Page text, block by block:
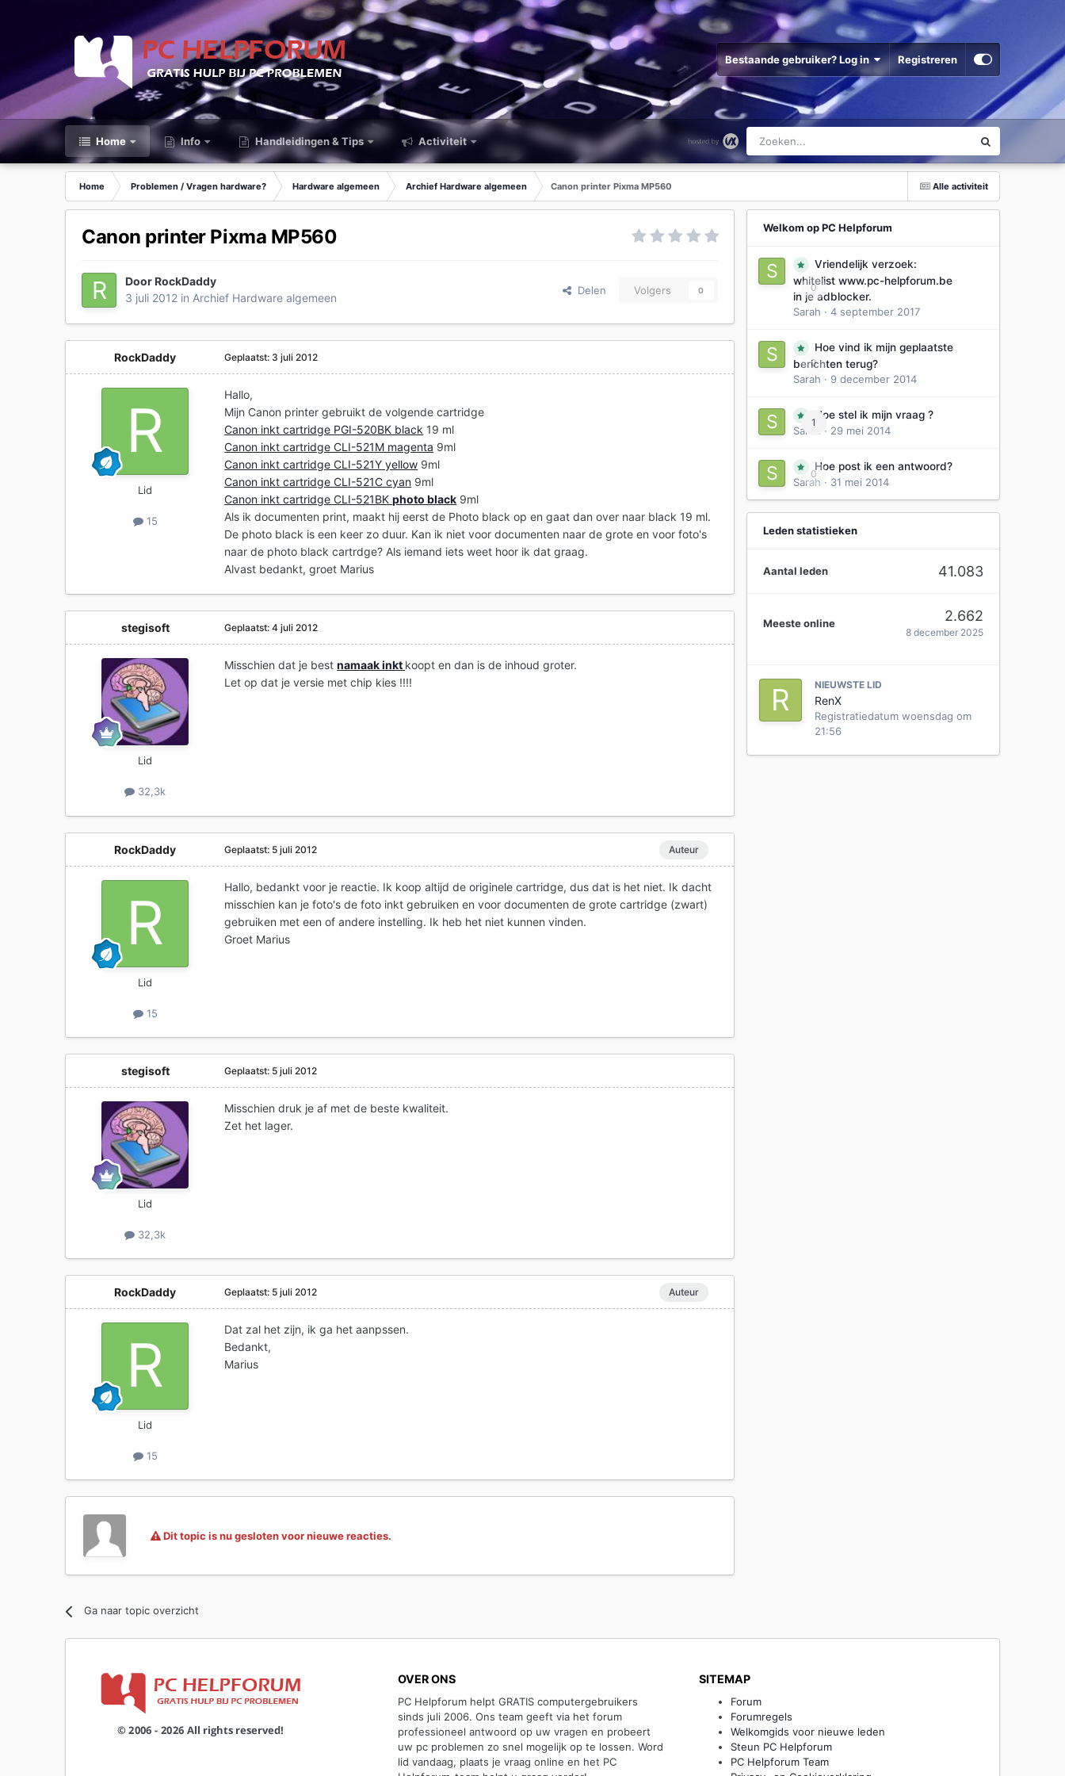
Bestaande gebruiker? Log in Registreren
Home Info Handleidingen & Tips Activiteit
Alle activiteit
Home Problemen / Vragen hardware? Hardware algemeen Archief Hardware algemeen Canon printer Pixma MP560
Canon printer Pixma MP560
DoorRockDaddy
3 juli 2012 in Archief Hardware algemeen
Delen Volgers 0
RockDaddy
Lid
15
Geplaatst: 3 juli 2012
Hallo,
Mijn Canon printer gebruikt de volgende cartridge
Canon inkt cartridge PGI-520BK black 19 ml
Canon inkt cartridge CLI-521M magenta 9ml
Canon inkt cartridge CLI-521Y yellow 9ml
Canon inkt cartridge CLI-521C cyan 9ml
Canon inkt cartridge CLI-521BKphoto black 9ml
Als ik documenten print, maakt hij eerst de Photo black op en gaat dan over naar black 19 ml.
De photo black is een keer zo duur. Kan ik niet voor documenten naar de grote en voor foto's
naar de photo black cartrdge? Als iemand iets weet hoor ik dat graag.
Alvast bedankt, groet Marius
stegisoft
Lid
32,3k
Geplaatst:4 juli 2012
Misschien dat je bestnamaak inkt koopt en dan is de inhoud groter.
Let op dat je versie met chip kies !!!!
RockDaddy
Lid
15
Auteur
Geplaatst: 5 juli 2012
Hallo, bedankt voor je reactie. Ik koop altijd de originele cartridge, dus dat is het niet. Ik dacht
misschien kan je foto's de foto inkt gebruiken en voor documenten de grote cartridge (zwart)
gebruiken met een of andere instelling. Ik heb het niet kunnen vinden.
Groet Marius
stegisoft
Lid
32,3k
Geplaatst: 5 juli 2012
Misschien druk je af met de beste kwaliteit.
Zet het lager.
RockDaddy
Lid
15
Auteur
Geplaatst: 5 juli 2012
Dat zal het zijn, ik ga het aanpssen.
Bedankt,
Marius
Dit topic is nu gesloten voor nieuwe reacties.
Ga naar topic overzicht
Welkom op PC Helpforum
0
Vriendelijk verzoek:
whitelist www.pc-helpforum.be
in je adblocker.
Sarah · 4 september 2017
0
Hoe vind ik mijn geplaatste
berichten terug?
Sarah · 9 december 2014
1
Hoe stel ik mijn vraag ?
Sarah
· 29 mei 2014
0
Hoe post ik een antwoord?
Sarah · 31 mei 2014
Leden statistieken
Aantal leden 41.083
Meeste online 2.662
8 december 2025
NIEUWSTE LID
RenX
Registratiedatum woensdag om
21:56
OVER ONS
PC Helpforum helpt GRATIS computergebruikers
sinds juli 2006. Ons team geeft via het forum
professioneel antwoord op uw vragen en probeert
uw pc problemen zo snel mogelijk op te lossen. Word
lid vandaag, plaats je vraag online en het PC
SITEMAP
Forum
Forumregels
Welkomgids voor nieuwe leden
Steun PC Helpforum
PC Helpforum Team